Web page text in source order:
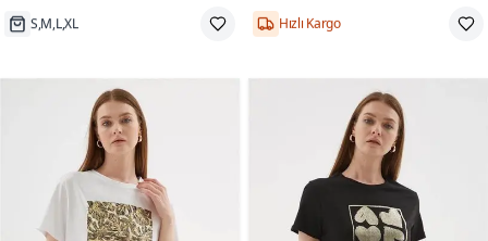
TunikS,M,L,XL Hızlı Kargo